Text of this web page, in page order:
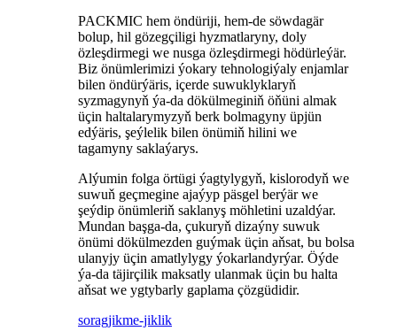
PACKMIC hem öndüriji, hem-de söwdagär
bolup, hil gözegçiligi hyzmatlaryny, doly
özleşdirmegi we nusga özleşdirmegi hödürleýär.
Biz önümlerimizi ýokary tehnologiýaly enjamlar
bilen öndürýäris, içerde suwuklyklaryň
syzmagynyň ýa-da dökülmeginiň öňüni almak
üçin haltalarymyzyň berk bolmagyny üpjün
edýäris, şeýlelik bilen önümiň hilini we
tagamyny saklaýarys.
Alýumin folga örtügi ýagtylygyň, kislorodyň we
suwuň geçmegine ajaýyp päsgel berýär we
şeýdip önümleriň saklanyş möhletini uzaldýar.
Mundan başga-da, çukuryň dizaýny suwuk
önümi dökülmezden guýmak üçin aňsat, bu bolsa
ulanyjy üçin amatlylygy ýokarlandyrýar. Öýde
ýa-da täjirçilik maksatly ulanmak üçin bu halta
aňsat we ygtybarly gaplama çözgüdidir.
soragjikme-jiklik